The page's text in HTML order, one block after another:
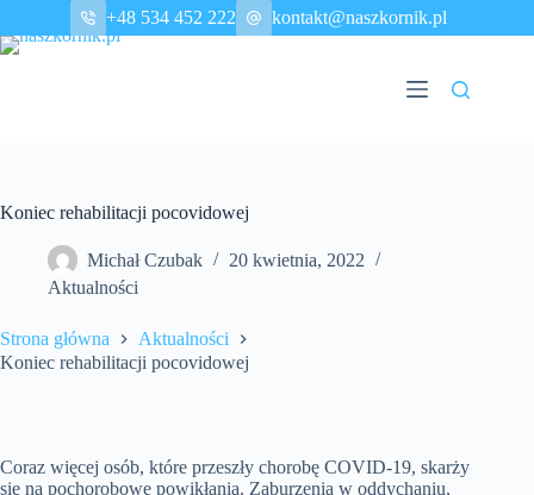
treści
+48 534 452 222 kontakt@naszkornik.pl
Koniec rehabilitacji pocovidowej
Michał Czubak
20 kwietnia, 2022
Aktualności
Strona główna
Aktualności
Koniec rehabilitacji pocovidowej
Coraz więcej osób, które przeszły chorobę COVID-19, skarży
się na pochorobowe powikłania. Zaburzenia w oddychaniu,